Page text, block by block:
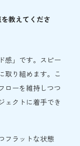
教えてくださ
感」です。スピー
取り組めます。こ
ローを維持しつつ
ェクトに着手でき
フラットな状態